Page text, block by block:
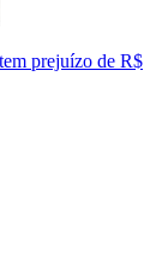
prejuízo de R$